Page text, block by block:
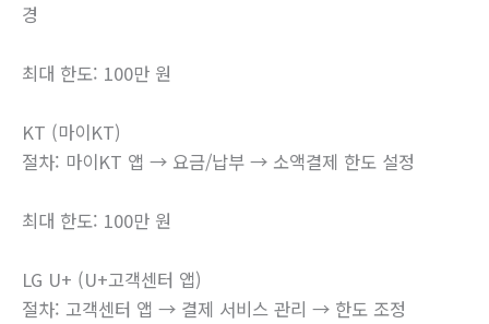
경
최대 한도: 100만 원
KT (마이KT)
절차: 마이KT 앱 → 요금/납부 → 소액결제 한도 설정
최대 한도: 100만 원
LG U+ (U+고객센터 앱)
절차: 고객센터 앱 → 결제 서비스 관리 → 한도 조정